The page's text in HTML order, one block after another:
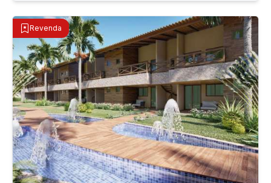
Revenda